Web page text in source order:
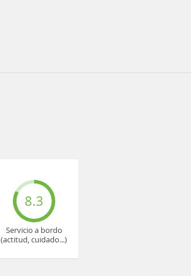
8.3
Servicio a bordo
(actitud, cuidado...)